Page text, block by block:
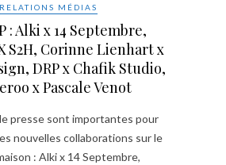
RELATIONS MÉDIAS
: Alki x 14 Septembre,
S2H, Corinne Lienhart x
DRP x Chafik Studio,
x Pascale Venot
presse sont importantes pour
nouvelles collaborations sur le
: Alki x 14 Septembre,